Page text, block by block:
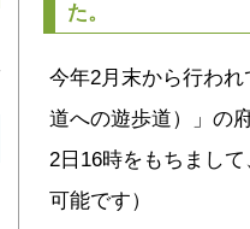
た。
今年2月末から行わ
道への遊歩道）」の
2日16時をもちまし
可能です）